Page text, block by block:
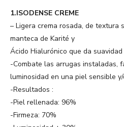
1.ISODENSE CREME
– Ligera crema rosada, de textura
manteca de Karité y
Ácido Hialurónico que da
-Combate las arrugas instaladas,
luminosidad en una piel sensible
-Resultados :
-Piel rellenada: 96%
-Firmeza: 70%